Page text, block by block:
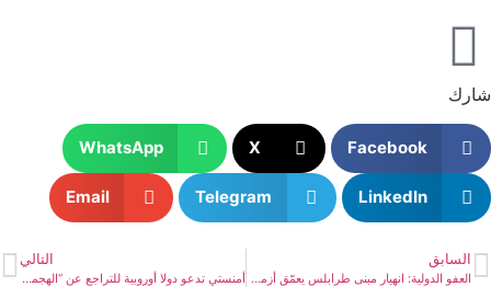
شارك
Facebook
X
WhatsApp
LinkedIn
Telegram
Email
السابق
العفو الدولية: انهيار مبنى طرابلس يعمّق أزمة السكن
التالي
أمنستي تدعو دولا أوروبية للتراجع عن “الهجمات الشائنة” على المقررة الأممية ألبانيزي